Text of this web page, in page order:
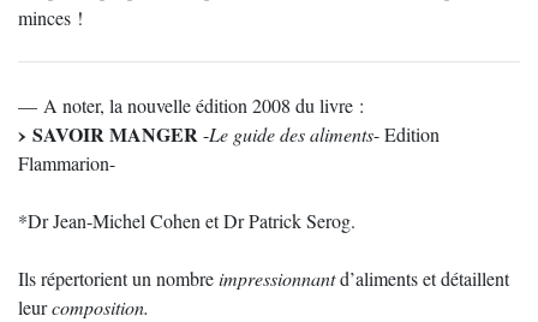
minces !
— A noter, la nouvelle édition 2008 du livre :
SAVOIR MANGER-Le guide des aliments- Edition
Flammarion-
*Dr Jean-Michel Cohen et Dr Patrick Serog.
Ils répertorient un nombreimpressionnantd’aliments et détaillent
leurcomposition.